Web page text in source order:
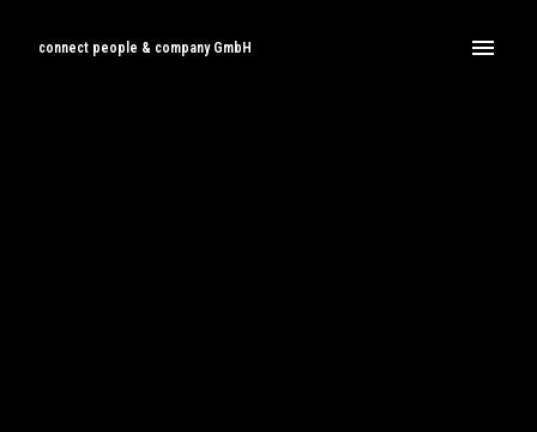
connect people & company GmbH
Startseite